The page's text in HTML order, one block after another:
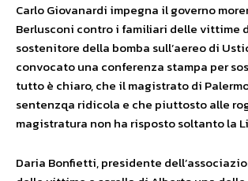
Carlo Giovanardi impegna il governo
Berlusconi contro i familiari delle vittime
sostenitore della bomba sull’aereo di
convocato una conferenza stampa per
tutto è chiaro, che il magistrato di
sentenzqa ridicola e che piuttosto alle
magistratura non ha risposto soltanto la
Daria Bonfietti, presidente